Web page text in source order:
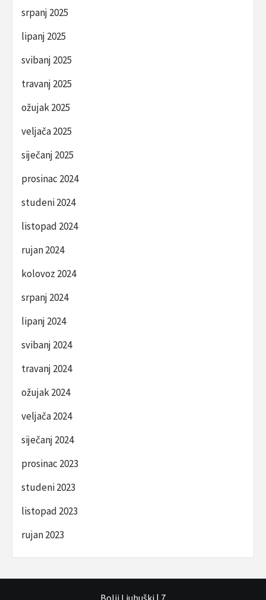
srpanj 2025
lipanj 2025
svibanj 2025
travanj 2025
ožujak 2025
veljača 2025
siječanj 2025
prosinac 2024
studeni 2024
listopad 2024
rujan 2024
kolovoz 2024
srpanj 2024
lipanj 2024
svibanj 2024
travanj 2024
ožujak 2024
veljača 2024
siječanj 2024
prosinac 2023
studeni 2023
listopad 2023
rujan 2023
Bolji Ljubuški | 7